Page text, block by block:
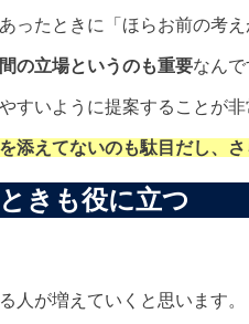
ったときに「ほらお前の考
の立場というのも重要なんで
いように提案することが非
添えてないのも駄目だし、
きも役に立つ
人が増えていくと思います。